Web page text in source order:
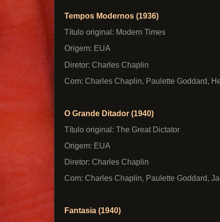
Tempos Modernos (1936)
Título original: Modern Times
Origem: EUA
Diretor: Charles Chaplin
Com: Charles Chaplin, Paulette Goddard,
O Grande Ditador (1940)
Título original: The Great Dictator
Origem: EUA
Diretor: Charles Chaplin
Com: Charles Chaplin, Paulette Goddard,
Fantasia (1940)